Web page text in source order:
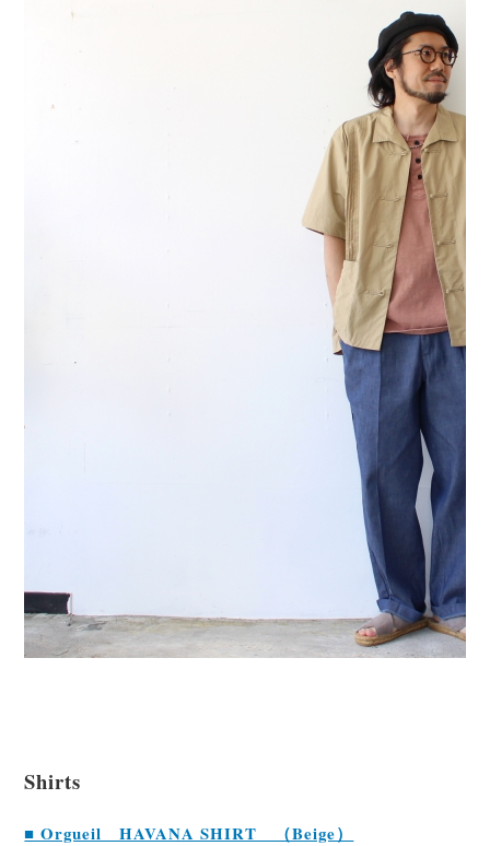
Shirts
■ Orgueil HAVANA SHIRT （Beige）